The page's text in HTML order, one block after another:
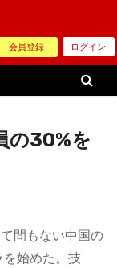
会員登録 ログイン
の30%を
間もない中国の
始めた。技